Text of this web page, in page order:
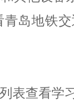
岛地铁
表查看学